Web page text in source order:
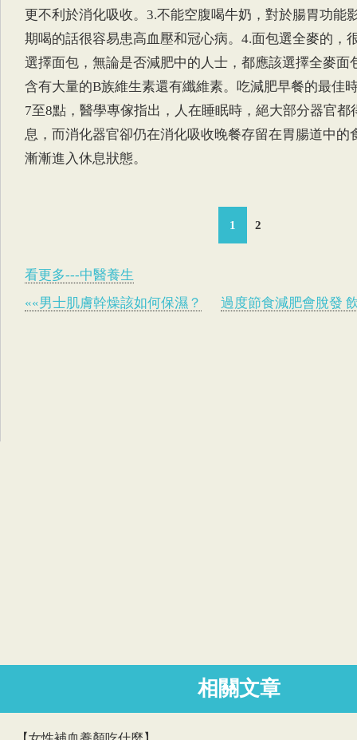
更不利於消化吸收。3.不能空腹喝牛奶，對於腸胃功能
期喝的話很容易患高血壓和冠心病。4.面包選全麥的，
選擇面包，無論是否減肥中的人士，都應該選擇全麥面
含有大量的B族維生素還有纖維素。吃減肥早餐的最佳
7至8點，醫學專傢指出，人在睡眠時，絕大部分器官都
息，而消化器官卻仍在消化吸收晚餐存留在胃腸道中的
漸漸進入休息狀態。
1 2
看更多---中醫養生
««男士肌膚幹燥該如何保濕？
過度節食減肥會脫發
相關文章